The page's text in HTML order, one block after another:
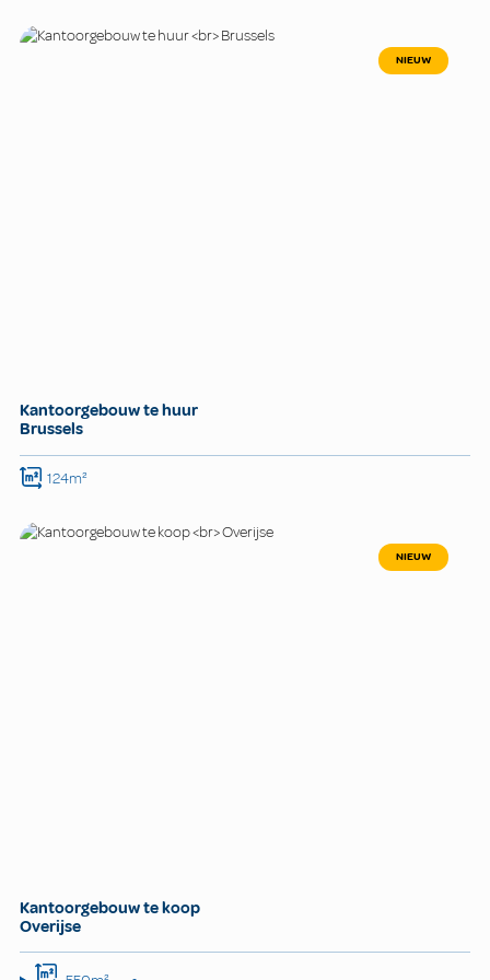
NIEUW
Kantoorgebouw te huur
Brussels
124m²
NIEUW
Kantoorgebouw te koop
Overijse